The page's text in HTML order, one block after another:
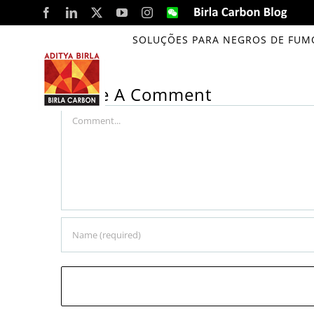
to
content
FacebookLinkedIn YouTubeInstagram
WeChatBirla
Carbon
Blog
SOLUÇÕES PARA NEGROS DE
Birla Carbon Patalganga organizes
Leave A Comment
Comment